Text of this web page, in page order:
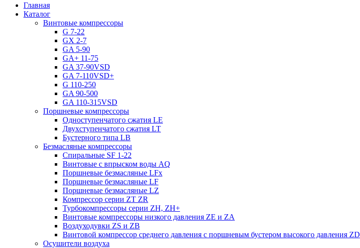
Главная
Каталог
Винтовые компрессоры
G 7-22
GX 2-7
GA 5-90
GA+ 11-75
GA 37-90VSD
GA 7-110VSD+
G 110-250
GA 90-500
GA 110-315VSD
Поршневые компрессоры
Одноступенчатого сжатия LE
Двухступенчатого сжатия LT
Бустерного типа LB
Безмасляные компрессоры
Cпиральные SF 1-22
Винтовые с впрыском воды AQ
Поршневые безмасляные LFx
Поршневые безмасляные LF
Поршневые безмасляные LZ
Компрессор серии ZT ZR
Турбокомпрессоры серии ZH, ZH+
Винтовые компрессоры низкого давления ZE и ZA
Воздуходувки ZS и ZB
Винтовой компрессор среднего давления с поршневым бустером высокого давления ZD
Осушители воздуха